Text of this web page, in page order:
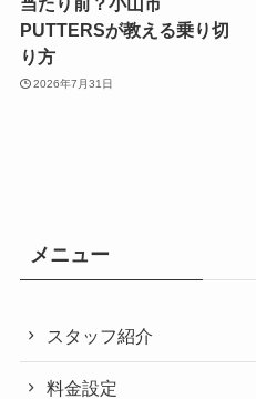
PUTTERSが教える乗り切
り方
2026年7月31日
メニュー
スタッフ紹介
料金設定